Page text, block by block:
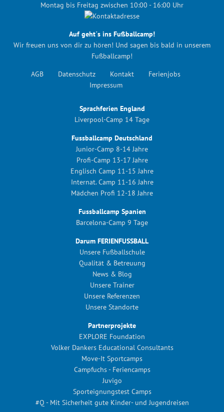
Montag bis Freitag zwischen 10:00 - 16:00 Uhr
Auf geht´s ins Fußballcamp!
Wir freuen uns von dir zu hören! Und sagen bis bald in unserem
Fußballcamp!
AGB
Datenschutz Kontakt
Ferienjobs
Impressum
Sprachferien England
Liverpool-Camp 14 Tage
Fussballcamp Deutschland
Junior-Camp 8-14 Jahre
Profi-Camp 13-17 Jahre
Englisch Camp 11-15 Jahre
Internat. Camp 11-16 Jahre
Mädchen Profi 12-18 Jahre
Fussballcamp Spanien
Barcelona-Camp 9 Tage
Darum FERIENFUSSBALL
Unsere Fußballschule
Qualität & Betreuung
News & Blog
Unsere Trainer
Unsere Referenzen
Unsere Standorte
Partnerprojekte
EXPLORE Foundation
Volker Dankers Educational Consultants
Move-It Sportcamps
Campfuchs - Feriencamps
Juvigo
Sporteignungstest Camps
#Q - Mit Sicherheit gute Kinder- und Jugendreisen